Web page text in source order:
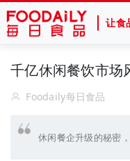
让食
千亿休闲餐饮市场
Foodaily每日食品
休闲餐企升级的秘密